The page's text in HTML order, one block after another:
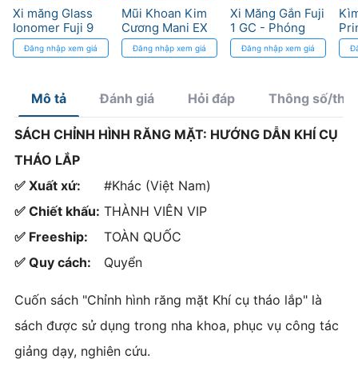
Xi măng Glass
Ionomer Fuji 9
GC - Phóng
thích Fluoride
Đăng nhập xem giá
Mũi Khoan Kim
Cương Mani EX
Pro - Độ Bền
Cao
Đăng nhập xem giá
Xi Măng Gắn Fuji
1 GC - Phóng
Thích Fluoride,
Độ Bền Cao
Đăng nhập xem giá
Mô tả Đánh giá Hỏi đáp Thông số/
SÁCH CHỈNH HÌNH RĂNG MẶT: HƯỚNG DẪN KHÍ CỤ
THÁO LẮP
✅ Xuất xứ:
#Khác (Việt Nam)
✅ Chiết khấu: THÀNH VIÊN VIP
✅ Freeship:
TOÀN QUỐC
✅ Quy cách:
Quyển
Cuốn sách "Chỉnh hình răng mặt Khí cụ tháo lắp" là
sách được sử dụng trong nha khoa, phục vụ công tác
giảng dạy, nghiên cứu.